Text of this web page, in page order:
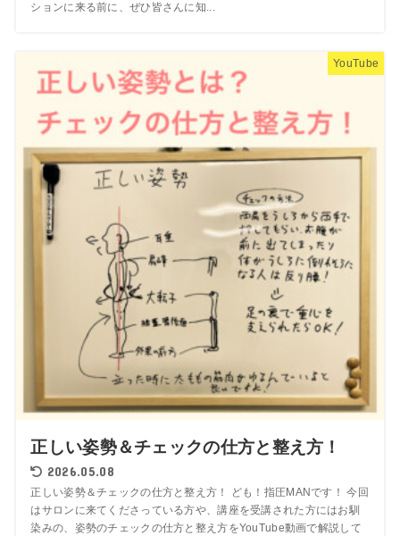
ションに来る前に、ぜひ皆さんに知...
YouTube
正しい姿勢＆チェックの仕方と整え方！
2026.05.08
正しい姿勢＆チェックの仕方と整え方！ ども！指圧MANです！ 今回
はサロンに来てくださっている方や、講座を受講された方にはお馴
染みの、姿勢のチェックの仕方と整え方をYouTube動画で解説して